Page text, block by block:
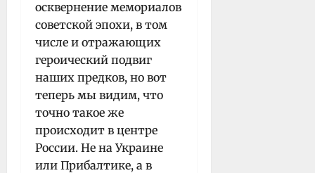
осквернение мемориалов
советской эпохи, в том
числе и отражающих
героический подвиг
наших предков, но вот
теперь мы видим, что
точно такое же
происходит в центре
России. Не на Украине
или Прибалтике, а в